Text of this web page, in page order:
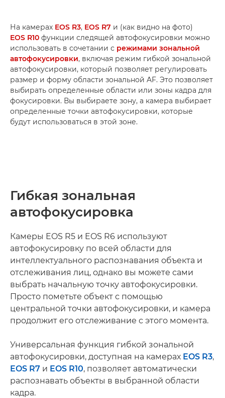
На камерах EOS R3, EOS R7 и (как видно на фото)
EOS R10 функции следящей автофокусировки можно
использовать в сочетании с режимами зональной
автофокусировки, включая режим гибкой зональной
автофокусировки, который позволяет регулировать
размер и форму области зональной AF. Это позволяет
выбирать определенные области или зоны кадра для
фокусировки. Вы выбираете зону, а камера выбирает
определенные точки автофокусировки, которые
будут использоваться в этой зоне.
Гибкая зональная
автофокусировка
Камеры EOS R5 и EOS R6 используют
автофокусировку по всей области для
интеллектуального распознавания объекта и
отслеживания лиц, однако вы можете сами
выбрать начальную точку автофокусировки.
Просто пометьте объект с помощью
центральной точки автофокусировки, и камера
продолжит его отслеживание с этого момента.
Универсальная функция гибкой зональной
автофокусировки, доступная на камерах EOS R3,
EOS R7 и EOS R10, позволяет автоматически
распознавать объекты в выбранной области
кадра.